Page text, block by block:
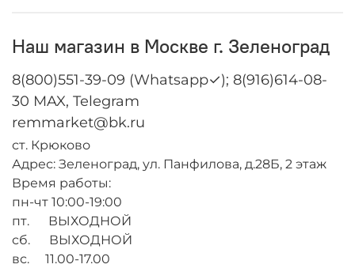
Наш магазин в Москве г. Зеленоград
8(800)551-39-09 (Whatsapp✓); 8(916)614-08-
30 MAX, Telegram
remmarket@bk.ru
ст. Крюково
Адрес: Зеленоград, ул. Панфилова, д.28Б, 2 этаж
Время работы:
пн-чт 10:00-19:00
пт. ВЫХОДНОЙ
сб. ВЫХОДНОЙ
вс. 11.00-17.00